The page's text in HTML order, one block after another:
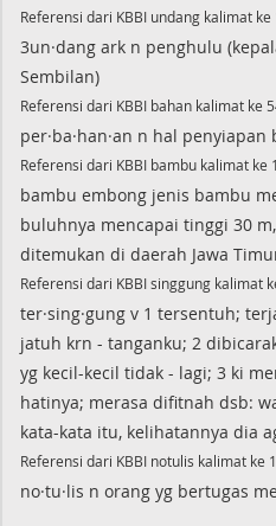
Referensi dari KBBI undang kalimat ke
3un·dang ark n penghulu
Sembilan)
Referensi dari KBBI bahan kalimat ke
per·ba·han·an n hal penyiapan
Referensi dari KBBI bambu kalimat ke
bambu embong jenis bambu
buluhnya mencapai tinggi 30
ditemukan di daerah Jawa
Referensi dari KBBI singgung kalimat
ter·sing·gung v 1 tersentuh;
jatuh krn - tanganku; 2
yg kecil-kecil tidak - lagi; 3 ki
hatinya; merasa difitnah dsb:
kata-kata itu, kelihatannya dia
Referensi dari KBBI notulis kalimat ke 1
no·tu·lis n orang yg bertugas